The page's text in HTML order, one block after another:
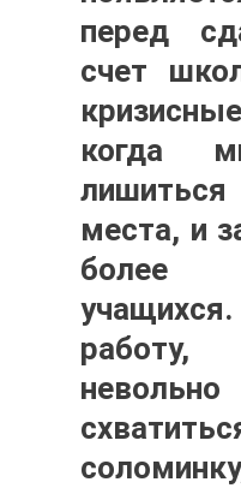
перед
счет
когда
места, и
более